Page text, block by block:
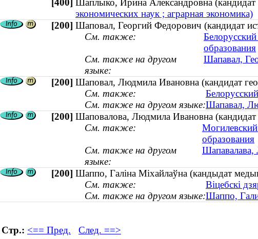
[400] Шаплыко, Ирина Александровна
экономических наук ; аграрная экономика)
[200] Шаповал, Георгий Федорович (кандидат
См. также:
образования
См. также на другом
языке:
Шапавал,
[200] Шаповал, Людмила Ивановна (кандидат
См. также:
См. также на другом языке:Шапавал,
[200] Шаповалова, Людмила Ивановна
См. также:
образования
См. также на другом
языке:
Шапавалава,
[200] Шаппо, Галіна Міхайлаўна (кандыдат
См. также:
Віцебскі
См. также на другом языке:Шаппо,
Стр.: <== Пред. След. ==>